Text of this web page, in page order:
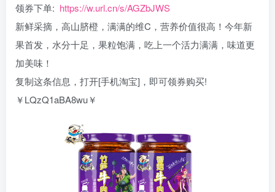
领券下单: https://w.url.cn/s/AGZbJWS
新鲜采摘，高山脐橙，满满的维C，营养价值很高！今年新
果首发，水分十足，果粒饱满，吃上一个活力满满，味道更
加美味！
复制这条信息，打开[手机淘宝]，即可领券购买!
￥LQzQ1aBA8wu￥